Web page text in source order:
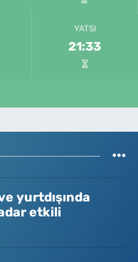
YATSI
21:33
yurtdışında
etkili